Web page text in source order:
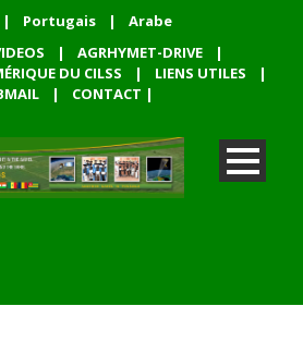
| Portugais |
Arabe
| AGRHYMET-DRIVE
|
DU CILSS
| LIENS UTILES
|
| CONTACT |